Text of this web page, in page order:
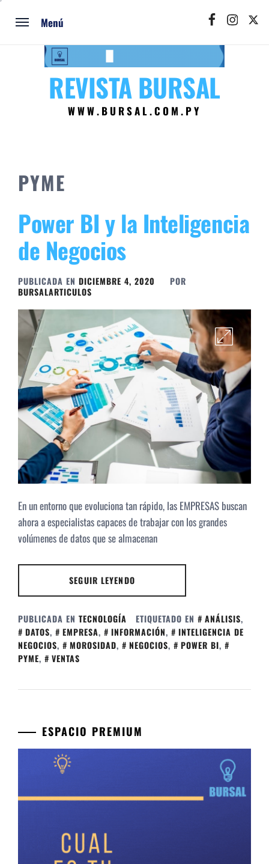
Ir
Menú
FacebookInstagram
REVISTA BURSAL
WWW.BURSAL.COM.PY
PYME
Power BI y la Inteligencia
de Negocios
PUBLICADA EN DICIEMBRE 4, 2020
POR
BURSALARTICULOS
En un entorno que evoluciona tan rápido, las EMPRESAS buscan
ahora a especialistas capaces de trabajar con los grandes
volúmenes de datos que se almacenan
SEGUIR LEYENDO
PUBLICADA EN TECNOLOGÍA ETIQUETADO EN ANÁLISIS,
DATOS, EMPRESA, INFORMACIÓN,
INTELIGENCIA DE
NEGOCIOS, MOROSIDAD, NEGOCIOS, POWER BI,
PYME, VENTAS
ESPACIO PREMIUM